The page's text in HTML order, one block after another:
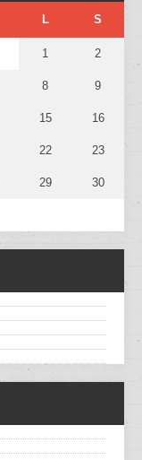
L S
1 2
8 9
15 16
22 23
29 30